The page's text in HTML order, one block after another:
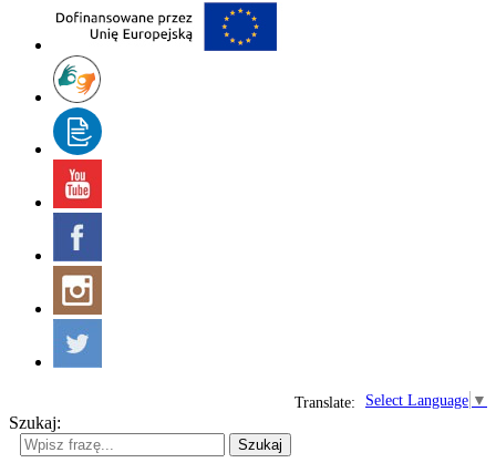
Select Language ▼
Translate:
Szukaj:
Szukaj